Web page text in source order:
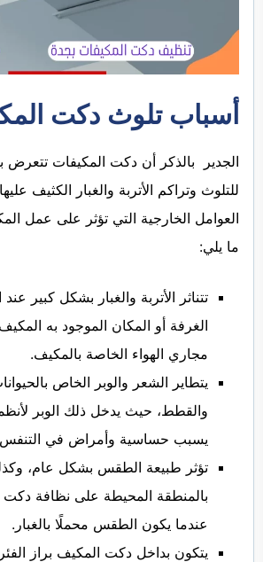
أسباب تلوث دكت
الجدير بالذكر أن دكت المكيفات
للتلوث وتراكم الأتربة والغبار الكثيف
العوامل الخارجية التي تؤثر على عمل
ما يلي:
تتناثر الأتربة والغبار بشكل كبير
الغرفة أو المكان الموجود به
مجاري الهواء الخاصة بالمكيف.
يتطاير الشعر والوبر الخاص
والقطط، حيث يدخل ذلك الوبر
يسبب حساسية وأمراض في
تؤثر طبيعة الطقس بشكل عام،
بالمنطقة المحيطة على نظافة
عندما يكون الطقس محملًا بالغبار.
يتكون بداخل دكت المكيف براز